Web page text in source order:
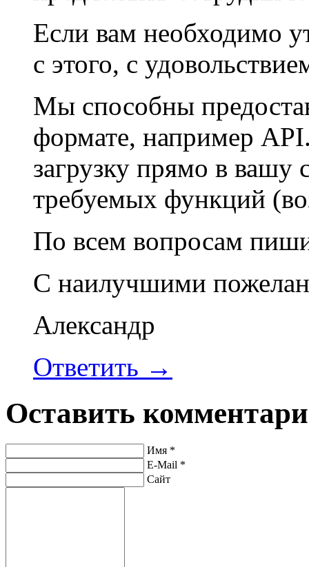
Если вам необходимо
с этого, с
Мы способны
формате, например
загрузку прямо в вашу
требуемых функций
По всем вопросам
С наилучшими
Александр
Ответить →
Оставить
Имя *
E-Mail *
Сайт